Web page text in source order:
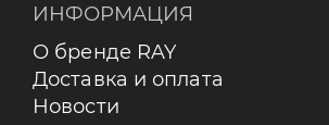
ИНФОРМАЦИЯ
О бренде RAY
Доставка и оплата
Новости